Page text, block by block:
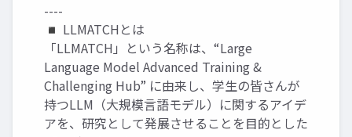
----
◾️ LLMATCHとは
「LLMATCH」という名称は、“Large
Language Model Advanced Training &
Challenging Hub” に由来し、学生の皆さんが
持つLLM（大規模言語モデル）に関するアイデ
アを、研究として発展させることを目的とした